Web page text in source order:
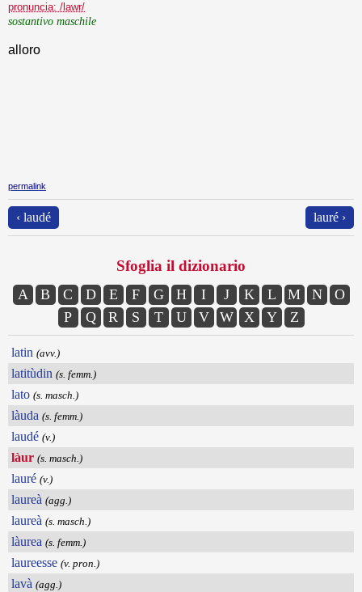
pronuncia: /lawr/
sostantivo maschile
alloro
permalink
‹ laudé lauré ›
Sfoglia il dizionario
A B C D E F G H I J K L M N
O
P
Q R S T U V W X Y Z
latin (avv.)
latitùdin (s. femm.)
lato (s. masch.)
làuda (s. femm.)
laudé (v.)
làur (s. masch.)
lauré (v.)
laureà (agg.)
laureà (s. masch.)
làurea (s. femm.)
laureesse (v. pron.)
lavà (agg.)